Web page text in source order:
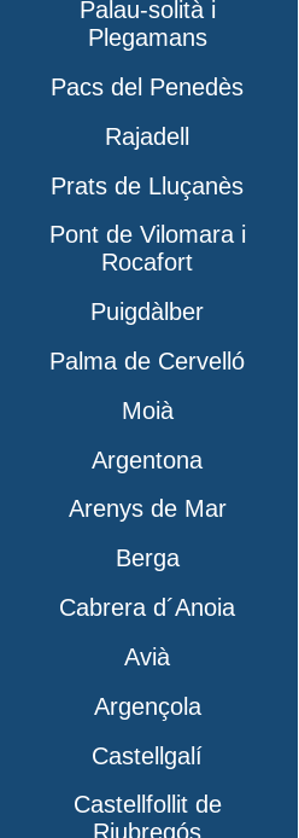
Palau-solità i
Plegamans
Pacs del Penedès
Rajadell
Prats de Lluçanès
Pont de Vilomara i
Rocafort
Puigdàlber
Palma de Cervelló
Moià
Argentona
Arenys de Mar
Berga
Cabrera d´Anoia
Avià
Argençola
Castellgalí
Castellfollit de
Riubregós